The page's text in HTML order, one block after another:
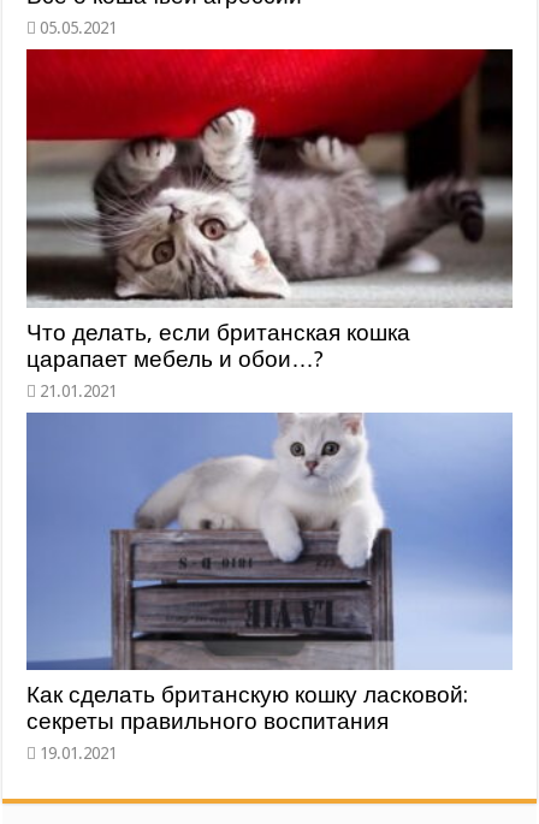
Что делать, если британская кошка
царапает мебель и обои…?
Как сделать британскую кошку ласковой:
секреты правильного воспитания